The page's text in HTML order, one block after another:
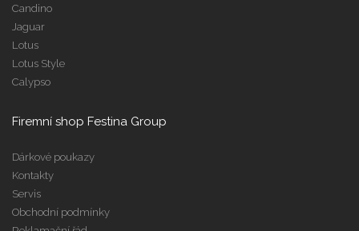
Candino
Jaguar
Lotus
Lotus Style
Calypso
Firemní shop Festina Group
Dárkové poukazy
Kontakty
Servis
Obchodní podmínky